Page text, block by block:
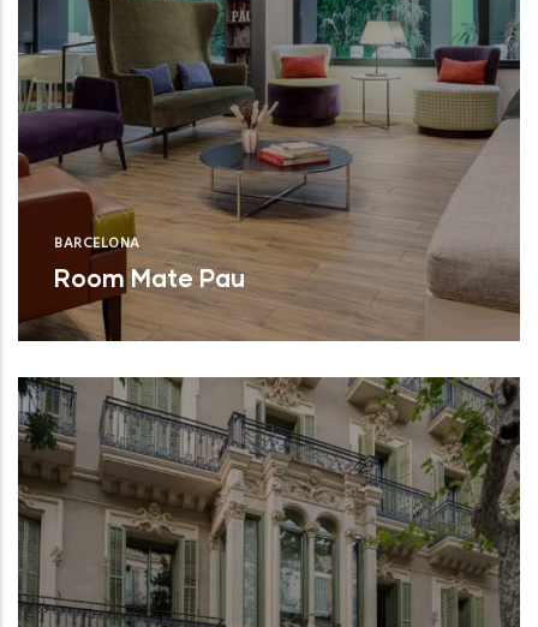
BARCELONA
Room Mate Pau